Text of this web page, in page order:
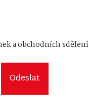
a obchodních sdělení
Odeslat